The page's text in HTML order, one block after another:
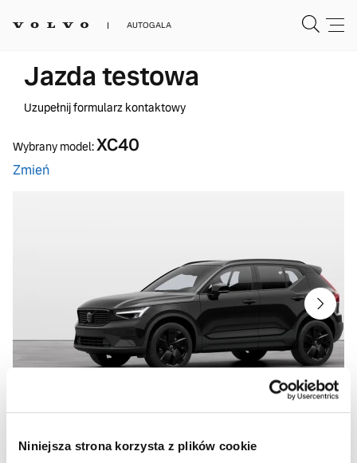
Niniejsza strona korzysta z plików cookie
AUTOGALA
Jazda testowa
Uzupełnij formularz kontaktowy
Wybrany model:XC40
Zmień
Preferowana data: